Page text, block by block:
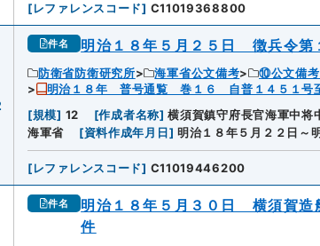
[レファレンスコード] C11019368800
件名 明治１８年５月２５日 徴兵令第
防衛省防衛研究所 海軍省公文備考 ⑩公文備
明治１８年 普号通覧 巻１６ 自普１４５１号
[規模] 12 [作成者名称] 横須賀鎮守府長官海軍中将
海軍省
[資料作成年月日] 明治１８年５月２２日～
[レファレンスコード] C11019446200
件名 明治１８年５月３０日 横須賀造
件